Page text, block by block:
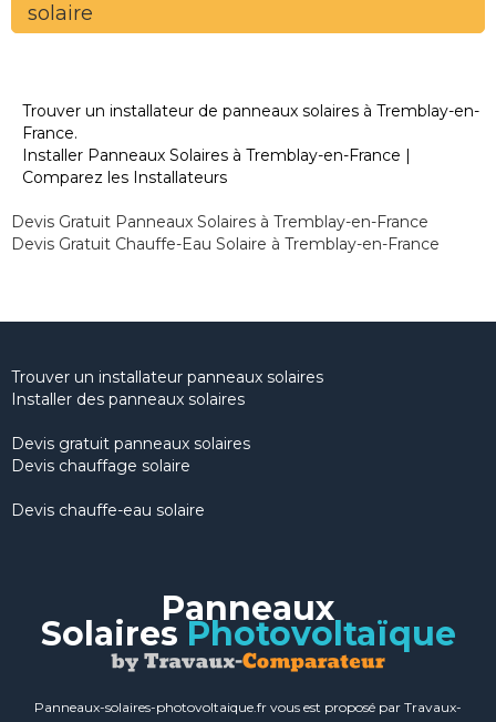
solaire
Trouver un installateur de panneaux solaires à Tremblay-en-
France.
Installer Panneaux Solaires à Tremblay-en-France |
Comparez les Installateurs
Devis Gratuit Panneaux Solaires à Tremblay-en-France
Devis Gratuit Chauffe-Eau Solaire à Tremblay-en-France
Trouver un installateur panneaux solaires
Installer des panneaux solaires
Devis gratuit panneaux solaires
Devis chauffage solaire
Devis chauffe-eau solaire
Panneaux
Solaires Photovoltaïque
Panneaux-solaires-photovoltaique.fr vous est proposé par Travaux-